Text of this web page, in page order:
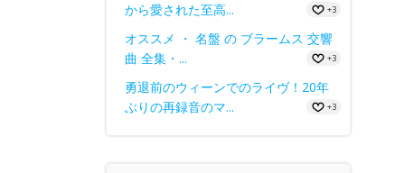
から愛された至高...
+3
オススメ ・ 名盤 の ブラームス 交響
曲 全集・...
+3
勇退前のウィーンでのライヴ！20年
ぶりの再録音のマ...
+3